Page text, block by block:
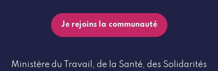
Je rejoins la communauté
Ministère du Travail, de la Santé, des Solidarités